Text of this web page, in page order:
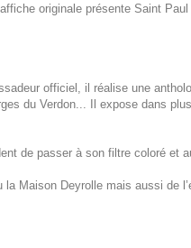
originale présente Saint Paul
officiel, il réalise une
du Verdon... Il expose dans
de passer à son filtre coloré et
Maison Deyrolle mais aussi de